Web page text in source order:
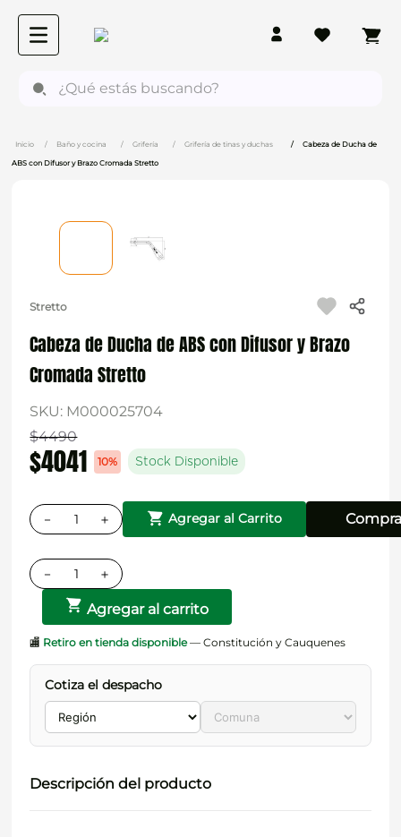
Baño y cocina Grifería Grifería de tinas y duchas Cabeza de Ducha de
ABS con Difusor y Brazo Cromada Stretto
Stretto
Cabeza de Ducha de ABS con Difusor y Brazo
Cromada Stretto
SKU: M000025704
$4490
$4041 10% Stock Disponible
＋
－ Agregar al Carrito
＋
－
Agregar al carrito
🏬 Retiro en tienda disponible— Constitución y Cauquenes
Cotiza el despacho
Descripción del producto